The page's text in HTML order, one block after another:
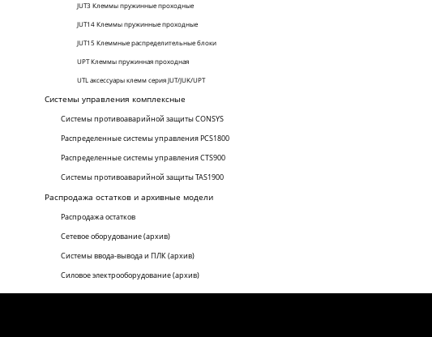
JUT3 Клеммы пружинные проходные
JUT14 Клеммы пружинные проходные
JUT15 Клеммные распределительные блоки
UPT Клеммы пружинная проходная
UTL аксессуары клемм серия JUT/JUK/UPT
Системы управления комплексные
Системы противоаварийной защиты CONSYS
Распределенные системы управления PCS1800
Распределенные системы управления CTS900
Системы противоаварийной защиты TAS1900
Распродажа остатков и архивные модели
Распродажа остатков
Сетевое оборудование (архив)
Системы ввода-вывода и ПЛК (архив)
Силовое электрооборудование (архив)